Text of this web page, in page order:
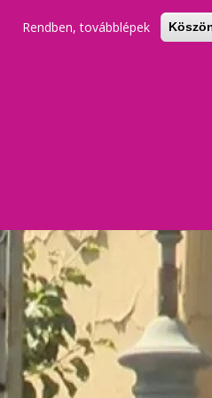
Rendben, továbblépek